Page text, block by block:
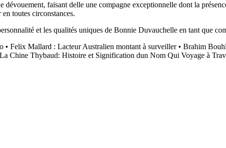
faisant delle une compagne exceptionnelle dont la
toutes circonstances.
et les qualités uniques de Bonnie Duvauchelle en tant que
• Felix Mallard : Lacteur Australien montant à surveiller• Brahim
La Chine Thybaud: Histoire et Signification dun Nom Qui Voyage à